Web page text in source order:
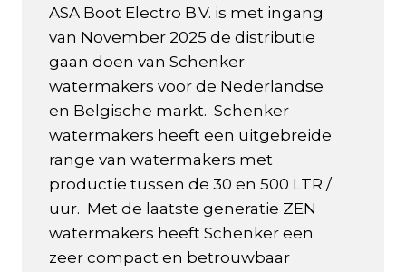
ASA Boot Electro B.V. is met ingang
van November 2025 de distributie
gaan doen van Schenker
watermakers voor de Nederlandse
en Belgische markt. Schenker
watermakers heeft een uitgebreide
range van watermakers met
productie tussen de 30 en 500 LTR /
uur. Met de laatste generatie ZEN
watermakers heeft Schenker een
zeer compact en betrouwbaar